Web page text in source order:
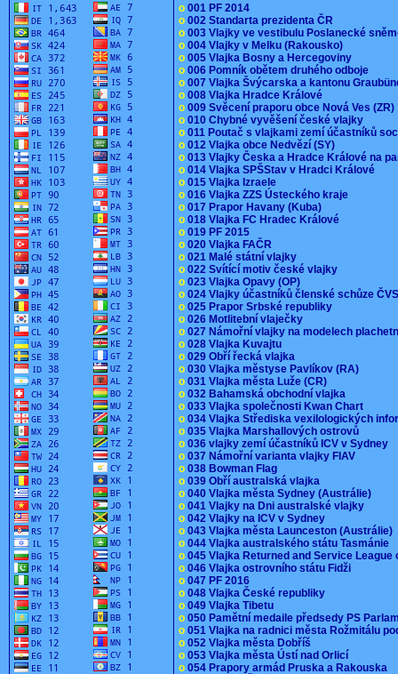
o 001 PF 2014
o 002 Standarta prezidenta ČR
o 003 Vlajky ve vestibulu Poslanecké
o 004 Vlajky v Melku (Rakousko)
o 005 Vlajka Bosny a Hercegoviny
o 006 Pomník obětem druhého odboje
o 007 Vlajka Švýcarska a kantonu
o 008 Vlajka Hradce Králové
o 009 Svěcení praporu obce Nová Ves
o 010 Chybné vyvěšení české vlajky
o 011 Poutač s vlajkami zemí účastníků
o 012 Vlajka obce Nedvězí (SY)
o 013 Vlajky Česka a Hradce Králové na
o 014 Vlajka SPŠStav v Hradci Králové
o 015 Vlajka Izraele
o 016 Vlajka ZZS Ústeckého kraje
o 017 Prapor Havany (Kuba)
o 018 Vlajka FC Hradec Králové
o 019 PF 2015
o 020 Vlajka FAČR
o 021 Malé státní vlajky
o 022 Svítící motiv české vlajky
o 023 Vlajka Opavy (OP)
o 024 Vlajky účastníků členské schůze
o 025 Prapor Srbské republiky
o 026 Motlitební vlaječky
o 027 Námořní vlajky na modelech
o 028 Vlajka Kuvajtu
o 029 Obří řecká vlajka
o 030 Vlajka městyse Pavlíkov (RA)
o 031 Vlajka města Luže (CR)
o 032 Bahamská obchodní vlajka
o 033 Vlajka společnosti Kwan Chart
o 034 Vlajka Střediska vexilologických
o 035 Vlajka Marshallových ostrovů
o 036 vlajky zemí účastníků ICV v Sydney
o 037 Námořní varianta vlajky FIAV
o 038 Bowman Flag
o 039 Obří australská vlajka
o 040 Vlajka města Sydney (Austrálie)
o 041 Vlajky na Dni australské vlajky
o 042 Vlajky na ICV v Sydney
o 043 Vlajka města Launceston (Austrálie)
o 044 Vlajka australského státu Tasmánie
o 045 Vlajka Returned and Service
o 046 Vlajka ostrovního státu Fidži
o 047 PF 2016
o 048 Vlajka České republiky
o 049 Vlajka Tibetu
o 050 Pamětní medaile předsedy PS
o 051 Vlajka na radnici města Rožmitálu
o 052 Vlajka města Dobříš
o 053 Vlajka města Ústí nad Orlicí
o 054 Prapory armád Pruska a Rakouska